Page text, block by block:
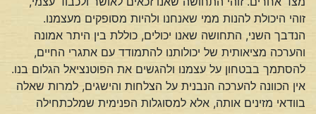
זוהי היכולת להנות ממי שאנחנו ולהיות מסופקים מעצמנו.
הנדבך השני, התחושה שאנו יכולים, כוללת בין היתר אמונה
והערכה מציאותית של יכולותנו להתמודד עם אתגרי החיים,
להסתמך בבטחון על עצמנו ולהגשים את הפוטנציאל הגלום בנו.
אין הכוונה להערכה הנבנית על הצלחות והישגים, למרות שאלה
בוודאי מזינים אותה, אלא למסוגלות הפנימית שמלכתחילה